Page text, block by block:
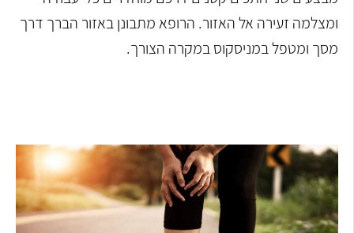
ומצלמה זעירה אל האזור. הרופא מתבונן באזור הברך דרך
מסך ומטפל במניסקוס במקרה הצורך.